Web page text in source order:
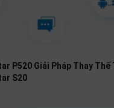
P520 Giải Pháp Thay Thế
S20